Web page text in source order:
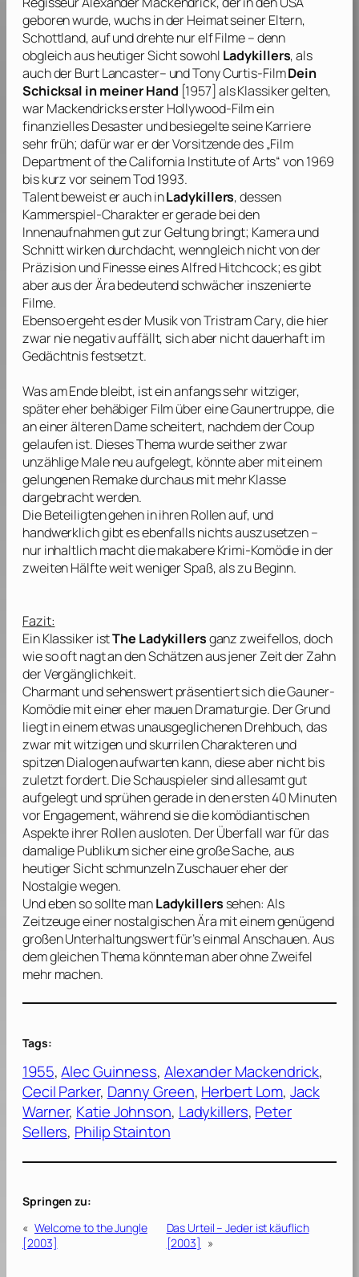
geboren wurde, wuchs in der Heimat seiner Eltern,
Schottland, auf und drehte nur elf Filme – denn
obgleich aus heutiger Sicht sowohl Ladykillers, als
auch derBurt Lancaster– undTony Curtis-FilmDein
Schicksal in meiner Hand [1957] als Klassiker gelten,
warMackendrickserster Hollywood-Film ein
finanzielles Desaster und besiegelte seine Karriere
sehr früh; dafür war er der Vorsitzende des „Film
Department of the California Institute of Arts“ von 1969
bis kurz vor seinem Tod 1993.
Talent beweist er auch inLadykillers, dessen
Kammerspiel-Charakter er gerade bei den
Innenaufnahmen gut zur Geltung bringt; Kamera und
Schnitt wirken durchdacht, wenngleich nicht von der
Präzision und Finesse einesAlfred Hitchcock; es gibt
aber aus der Ära bedeutend schwächer inszenierte
Filme.
Ebenso ergeht es der Musik vonTristram Cary, die hier
zwar nie negativ auffällt, sich aber nicht dauerhaft im
Gedächtnis festsetzt.
Was am Ende bleibt, ist ein anfangs sehr witziger,
später eher behäbiger Film über eine Gaunertruppe, die
an einer älteren Dame scheitert, nachdem der Coup
gelaufen ist. Dieses Thema wurde seither zwar
unzählige Male neu aufgelegt, könnte aber mit einem
gelungenen Remake durchaus mit mehr Klasse
dargebracht werden.
Die Beteiligten gehen in ihren Rollen auf, und
handwerklich gibt es ebenfalls nichts auszusetzen –
nur inhaltlich macht die makabere Krimi-Komödie in der
zweiten Hälfte weit weniger Spaß, als zu Beginn.
Fazit:
Ein Klassiker istThe Ladykillersganz zweifellos, doch
wie so oft nagt an den Schätzen aus jener Zeit der Zahn
der Vergänglichkeit.
Charmant und sehenswert präsentiert sich die Gauner-
Komödie mit einer eher mauen Dramaturgie. Der Grund
liegt in einem etwas unausgeglichenen Drehbuch, das
zwar mit witzigen und skurrilen Charakteren und
spitzen Dialogen aufwarten kann, diese aber nicht bis
zuletzt fordert. Die Schauspieler sind allesamt gut
aufgelegt und sprühen gerade in den ersten 40 Minuten
vor Engagement, während sie die komödiantischen
Aspekte ihrer Rollen ausloten. Der Überfall war für das
damalige Publikum sicher eine große Sache, aus
heutiger Sicht schmunzeln Zuschauer eher der
Nostalgie wegen.
Und eben so sollte manLadykillers sehen: Als
Zeitzeuge einer nostalgischen Ära mit einem genügend
großen Unterhaltungswert für’s einmal Anschauen. Aus
dem gleichen Thema könnte man aber ohne Zweifel
mehr machen.
Tags:
1955, Alec Guinness, Alexander Mackendrick
Cecil Parker, Danny Green, Herbert Lom, Jack
Warner, Katie Johnson, Ladykillers, Peter
Sellers, Philip Stainton
Springen zu:
« Welcome to the Jungle
[2003]
Das Urteil – Jeder ist käuflich
[2003] »